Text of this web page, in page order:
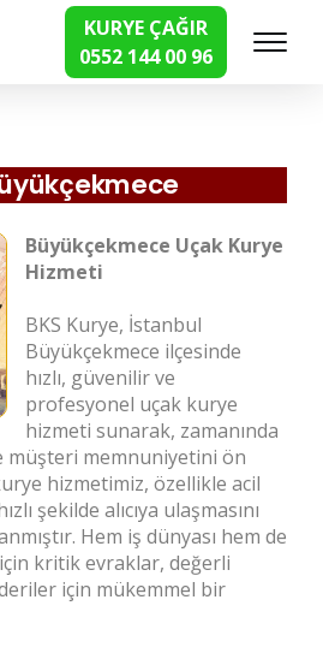
KURYE ÇAĞIR
0552 144 00 96
Kurye Hizmetleri
Büyükçekmece Uçak Kurye
Hizmeti
BKS Kurye, İstanbul
Büyükçekmece ilçesinde
hızlı, güvenilir ve
profesyonel uçak kurye
hizmeti sunarak, zamanında
müşteri memnuniyetini ön
hizmetimiz, özellikle acil
şekilde alıcıya ulaşmasını
Hem iş dünyası hem de
kritik evraklar, değerli
için mükemmel bir